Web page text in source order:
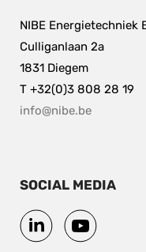
NIBE Energietechniek
Culliganlaan 2a
1831 Diegem
T +32(0)3 808 28 19
info@nibe.be
SOCIAL MEDIA